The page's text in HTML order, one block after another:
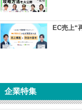
EC売上“
企業特集